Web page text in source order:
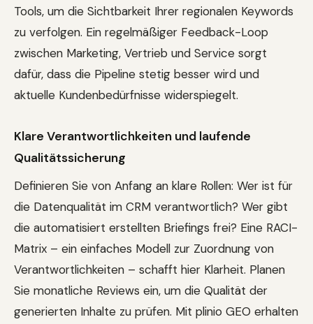
Tools, um die Sichtbarkeit Ihrer regionalen Keywords
zu verfolgen. Ein regelmäßiger Feedback-Loop
zwischen Marketing, Vertrieb und Service sorgt
dafür, dass die Pipeline stetig besser wird und
aktuelle Kundenbedürfnisse widerspiegelt.
Klare Verantwortlichkeiten und laufende
Qualitätssicherung
Definieren Sie von Anfang an klare Rollen: Wer ist für
die Datenqualität im CRM verantwortlich? Wer gibt
die automatisiert erstellten Briefings frei? Eine RACI-
Matrix – ein einfaches Modell zur Zuordnung von
Verantwortlichkeiten – schafft hier Klarheit. Planen
Sie monatliche Reviews ein, um die Qualität der
generierten Inhalte zu prüfen. Mit plinio GEO erhalten